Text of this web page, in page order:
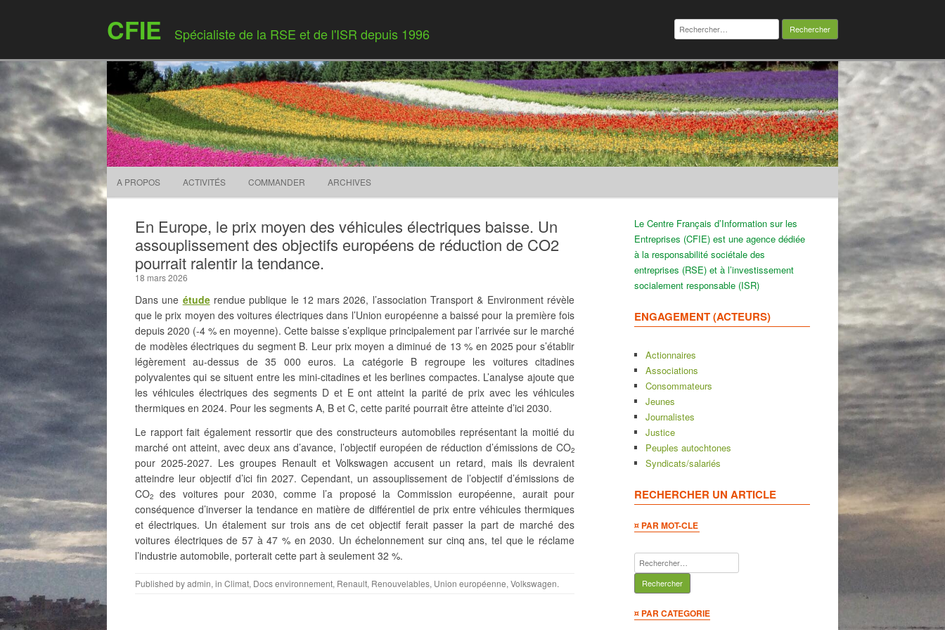
CFIE Spécialiste de la RSE et de l'ISR depuis 1996
Rechercher :
Skip to content
A PROPOS ACTIVITÉS COMMANDER ARCHIVES
En Europe, le prix moyen des véhicules électriques baisse. Un
assouplissement des objectifs européens de réduction de CO2
pourrait ralentir la tendance.
18 mars 2026
Dans une étuderendue publique le 12 mars 2026, l’association Transport & Environment révèle
que le prix moyen des voitures électriques dans l’Union européenne a baissé pour la première fois
depuis 2020 (-4 % en moyenne). Cette baisse s’explique principalement par l’arrivée sur le marché
de modèles électriques du segment B. Leur prix moyen a diminué de 13 % en 2025 pour s’établir
légèrement au-dessus de 35 000 euros. La catégorie B regroupe les voitures citadines
polyvalentes qui se situent entre les mini-citadines et les berlines compactes. L’analyse ajoute que
les véhicules électriques des segments D et E ont atteint la parité de prix avec les véhicules
thermiques en 2024. Pour les segments A, B et C, cette parité pourrait être atteinte d’ici 2030.
Le rapport fait également ressortir que des constructeurs automobiles représentant la moitié du
marché ont atteint, avec deux ans d’avance, l’objectif européen de réduction d’émissions de CO2
pour 2025-2027. Les groupes Renault et Volkswagen accusent un retard, mais ils devraient
atteindre leur objectif d’ici fin 2027. Cependant, un assouplissement de l’objectif d’émissions de
CO2
des voitures pour 2030, comme l’a proposé la Commission européenne, aurait pour
conséquence d’inverser la tendance en matière de différentiel de prix entre véhicules thermiques
et électriques. Un étalement sur trois ans de cet objectif ferait passer la part de marché des
voitures électriques de 57 à 47 % en 2030. Un échelonnement sur cinq ans, tel que le réclame
l’industrie automobile, porterait cette part à seulement 32 %.
Published byadmin, in Climat, Docs environnement, Renault, Renouvelables, Union européenne, Volkswagen.
Le Centre Français d’Information sur les
Entreprises (CFIE) est une agence dédiée
à la responsabilité sociétale des
entreprises (RSE) et à l’investissement
socialement responsable (ISR)
ENGAGEMENT (ACTEURS)
Actionnaires
Associations
Consommateurs
Jeunes
Journalistes
Justice
Peuples autochtones
Syndicats/salariés
RECHERCHER UN ARTICLE
¤ PAR MOT-CLE
Rechercher :
¤ PAR CATEGORIE